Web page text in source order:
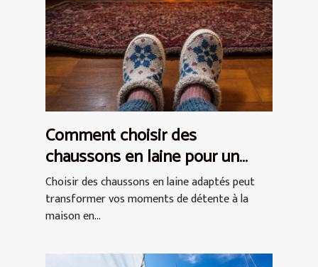
Comment choisir des
chaussons en laine pour un
confort optimal ?
Choisir des chaussons en laine adaptés peut
transformer vos moments de détente à la
maison en...